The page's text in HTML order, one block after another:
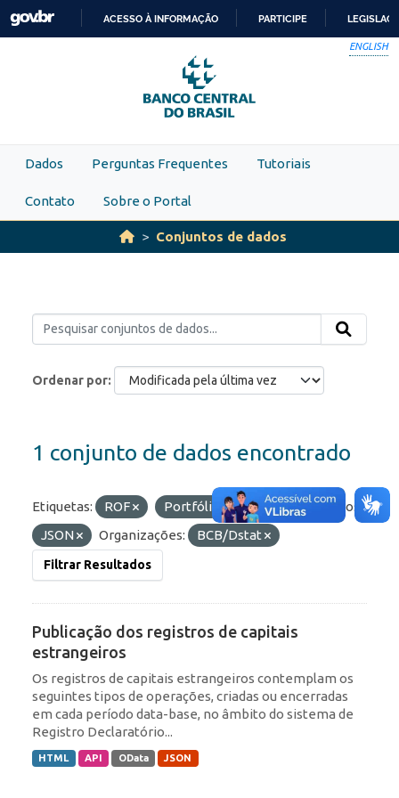
Skip to main content
PARA
O
CONTEÚDO
ACESSO À INFORMAÇÃO PARTICIPE
ENGLISH
Dados Perguntas Frequentes Tutoriais
Contato Sobre o Portal
Conjuntos de dados
Ordenar por
1 conjunto de dados encontrado
Etiquetas: ROF Portfólio IED
Formatos:
JSON
Organizações: BCB/Dstat
Filtrar Resultados
Publicação dos registros de capitais
estrangeiros
Os registros de capitais estrangeiros contemplam os
seguintes tipos de operações, criadas ou encerradas
em cada período data-base, no âmbito do sistema de
Registro Declaratório...
HTML API OData JSON